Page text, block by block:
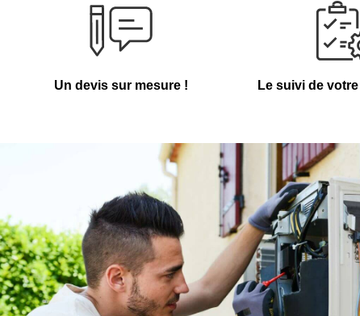
Un devis sur mesure ! Le suivi de